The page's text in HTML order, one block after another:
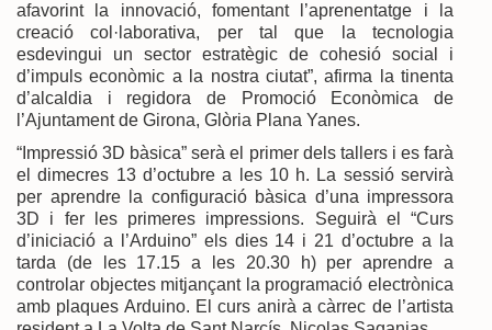
afavorint la innovació, fomentant l’aprenentatge i la
creació col·laborativa, per tal que la tecnologia
esdevingui un sector estratègic de cohesió social i
d’impuls econòmic a la nostra ciutat”, afirma la tinenta
d’alcaldia i regidora de Promoció Econòmica de
l’Ajuntament de Girona, Glòria Plana Yanes.
“Impressió 3D bàsica” serà el primer dels tallers i es farà
el dimecres 13 d’octubre a les 10 h. La sessió servirà
per aprendre la configuració bàsica d’una impressora
3D i fer les primeres impressions. Seguirà el “Curs
d’iniciació a l’Arduino” els dies 14 i 21 d’octubre a la
tarda (de les 17.15 a les 20.30 h) per aprendre a
controlar objectes mitjançant la programació electrònica
amb plaques Arduino. El curs anirà a càrrec de l’artista